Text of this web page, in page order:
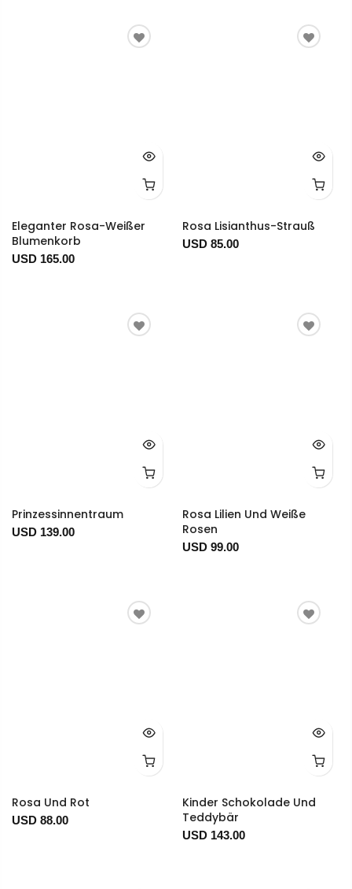
Eleganter Rosa-Weißer
Blumenkorb
USD 165.00
Rosa Lisianthus-Strauß
USD 85.00
Prinzessinnentraum
USD 139.00
Rosa Lilien Und Weiße
Rosen
USD 99.00
Rosa Und Rot
USD 88.00
Kinder Schokolade Und
Teddybär
USD 143.00